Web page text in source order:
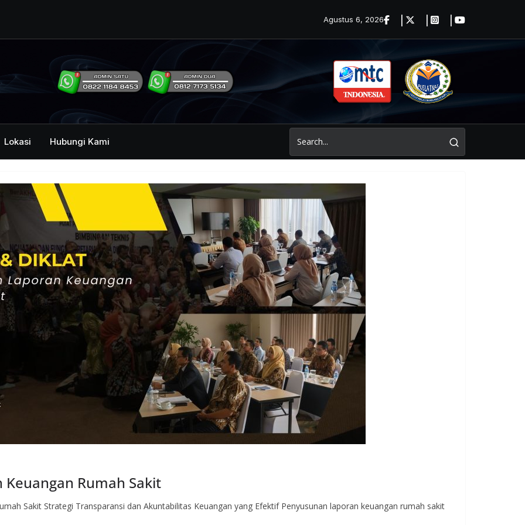
Acara
dan Kehumasan
Agustus 6, 2026
Lokasi Hubungi Kami
Rumah Sakit
Sakit Strategi Transparansi dan Akuntabilitas Keuangan yang Efektif Penyusunan laporan keuangan rumah sakit